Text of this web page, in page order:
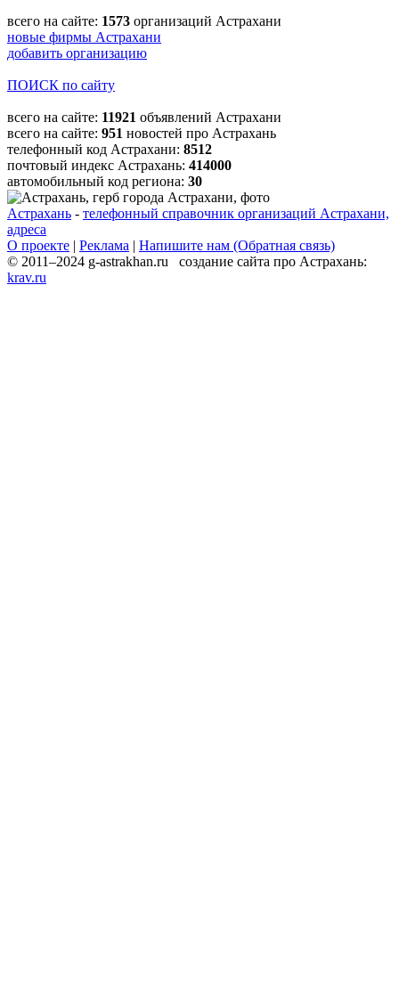
всего на сайте: 1573 организаций Астрахани
новые фирмы Астрахани
добавить организацию
ПОИСК по сайту
всего на сайте: 11921 объявлений Астрахани
всего на сайте: 951 новостей про Астрахань
телефонный код Астрахани: 8512
почтовый индекс Астрахань: 414000
автомобильный код региона: 30
Астрахань - телефонный справочник организаций Астрахани,
адреса
О проекте | Реклама | Напишите нам (Обратная связь)
© 2011–2024 g-astrakhan.ru создание сайта про Астрахань:
krav.ru